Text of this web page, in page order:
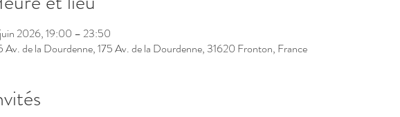
2026, 19:00 – 23:50
Av. de la Dourdenne, 175 Av. de la Dourdenne, 31620 Fronton, France